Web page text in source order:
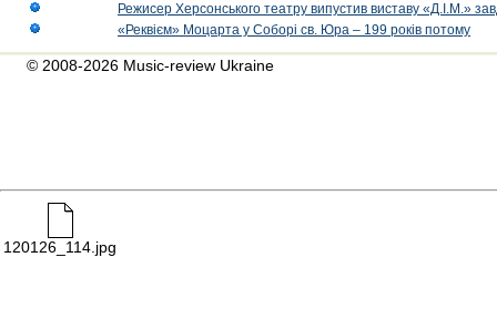
Режисер Херсонського театру випустив виставу «Д.І.М.»
«Реквієм» Моцарта у Соборі св. Юра – 199 років потому
© 2008-2026 Music-review Ukraine
120126_114.jpg